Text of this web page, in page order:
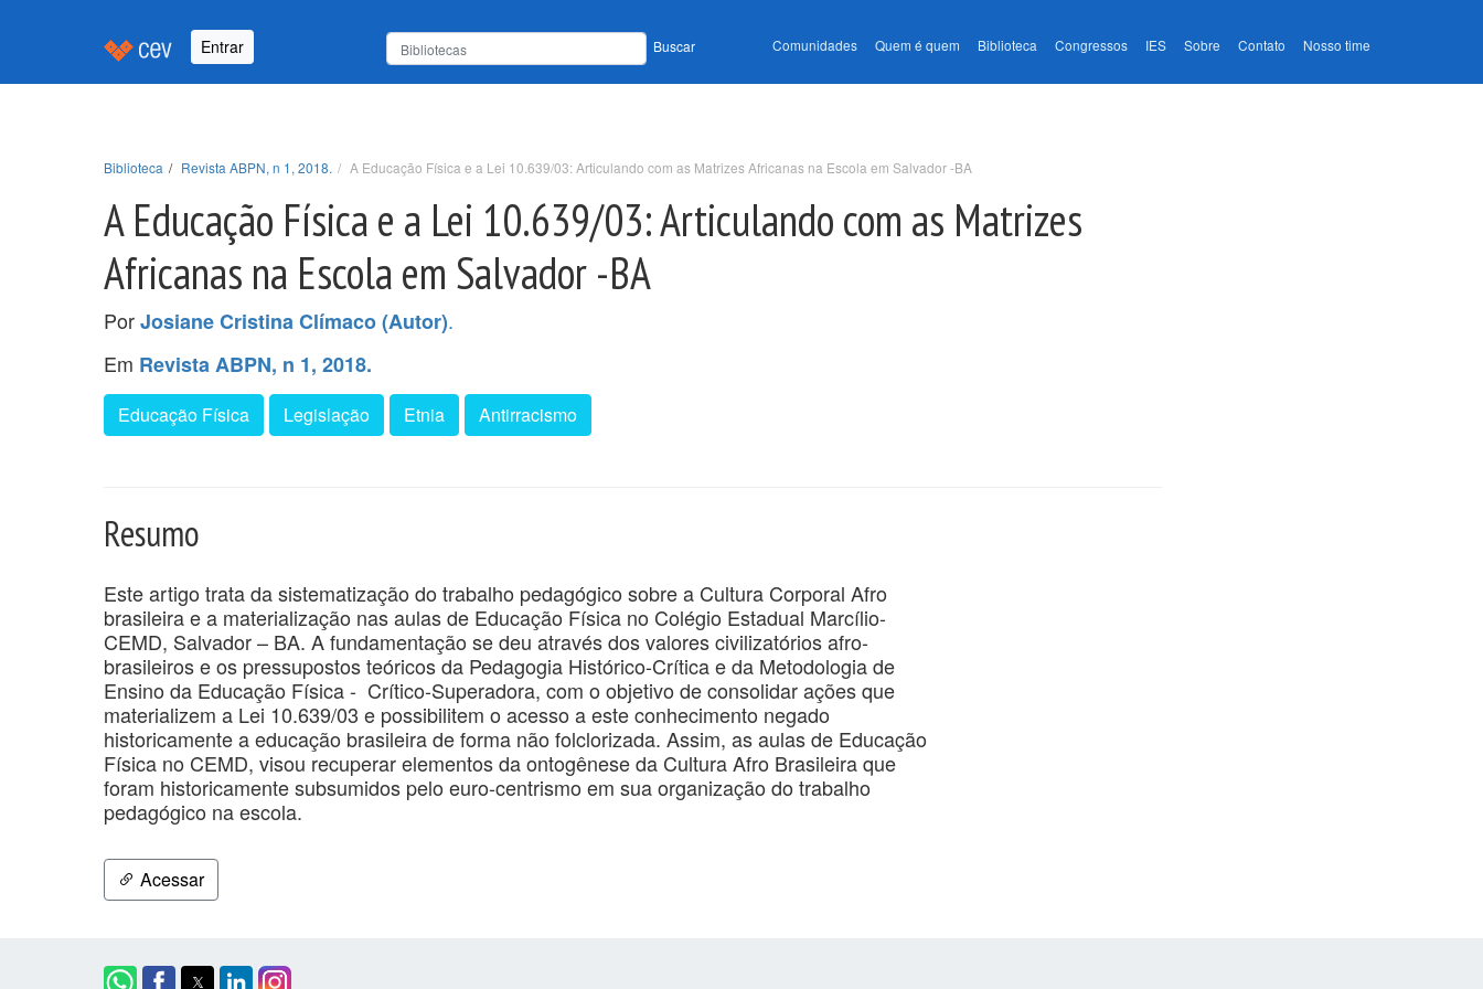
Entrar Buscar Comunidades Quem é quem Biblioteca Congressos IES Sobre Contato Nosso time
Biblioteca Revista ABPN, n 1, 2018. A Educação Física e a Lei 10.639/03: Articulando com as Matrizes Africanas na Escola em Salvador -BA
A Educação Física e a Lei 10.639/03: Articulando com as Matrizes
Africanas na Escola em Salvador -BA
PorJosiane Cristina Clímaco (Autor).
Em Revista ABPN, n 1, 2018.
Educação Física Legislação Etnia Antirracismo
Resumo
Este artigo trata da sistematização do trabalho pedagógico sobre a Cultura Corporal Afro
brasileira e a materialização nas aulas de Educação Física no Colégio Estadual Marcílio-
CEMD, Salvador – BA. A fundamentação se deu através dos valores civilizatórios afro-
brasileiros e os pressupostos teóricos da Pedagogia Histórico-Crítica e da Metodologia de
Ensino da Educação Física - Crítico-Superadora, com o objetivo de consolidar ações que
materializem a Lei 10.639/03 e possibilitem o acesso a este conhecimento negado
historicamente a educação brasileira de forma não folclorizada. Assim, as aulas de Educação
Física no CEMD, visou recuperar elementos da ontogênese da Cultura Afro Brasileira que
foram historicamente subsumidos pelo euro-centrismo em sua organização do trabalho
pedagógico na escola.
Acessar